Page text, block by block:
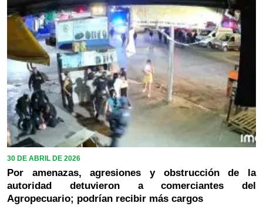
30 DE ABRIL DE 2026
Por amenazas, agresiones y obstrucción de la
autoridad detuvieron a comerciantes del
Agropecuario; podrían recibir más cargos